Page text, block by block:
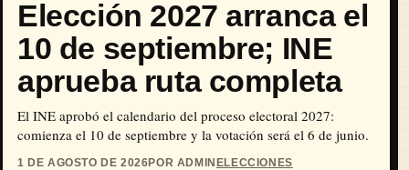
Elección 2027 arranca el
10 de septiembre; INE
aprueba ruta completa
El INE aprobó el calendario del proceso electoral 2027:
comienza el 10 de septiembre y la votación será el 6 de junio.
1 DE AGOSTO DE 2026POR ADMIN ELECCIONES